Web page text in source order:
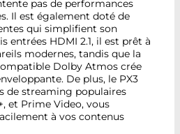
pas de performances
Il est également doté de
qui simplifient son
entrées HDMI 2.1, il est prêt à
modernes, tandis que la
Dolby Atmos crée
De plus, le PX3
de streaming populaires
et Prime Video, vous
à vos contenus